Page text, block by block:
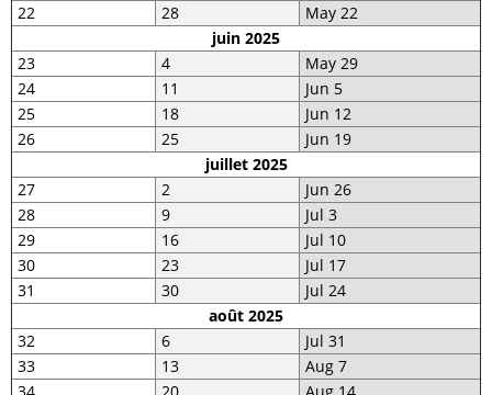
22
28
May 22
juin 2025
23
4
May 29
24
11
Jun 5
25
18
Jun 12
26
25
Jun 19
juillet 2025
27
2
Jun 26
28
9
Jul 3
29
16
Jul 10
30
23
Jul 17
31
30
Jul 24
août 2025
32
6
Jul 31
33
13
Aug 7